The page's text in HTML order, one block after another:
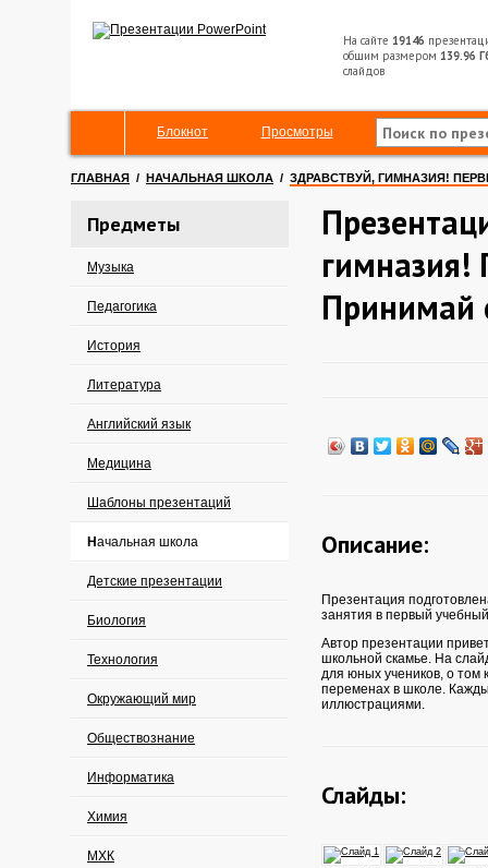
На сайте 19146
общим размером 139.96
слайдов
Блокнот Просмотры
ГЛАВНАЯ / НАЧАЛЬНАЯ ШКОЛА / ЗДРАВСТВУЙ, ГИМНАЗИЯ!
Предметы
Музыка
Педагогика
История
Литература
Английский язык
Медицина
Шаблоны презентаций
Начальная школа
Детские презентации
Биология
Технология
Окружающий мир
Обществознание
Информатика
Химия
МХК
гимназия!
Принимай
Описание:
Презентация
занятия в первый
Автор презентации
школьной скамье. На
для юных учеников, о том
переменах в школе.
иллюстрациями.
Слайды: